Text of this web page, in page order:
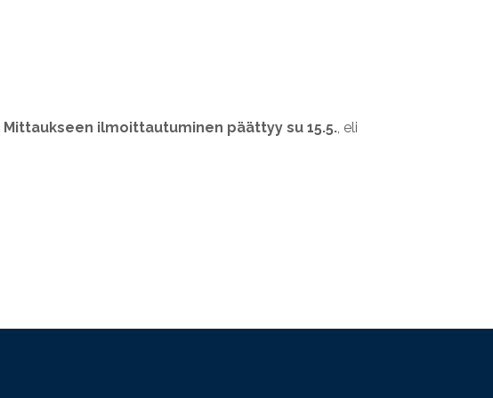
Mittaukseen ilmoittautuminen päättyy su 15.5., eli